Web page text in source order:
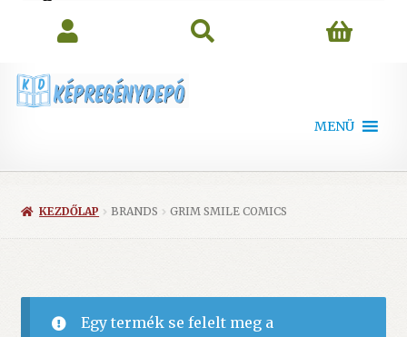
MENÜ
KEZDŐLAP BRANDS GRIM SMILE COMICS
Egy termék se felelt meg a